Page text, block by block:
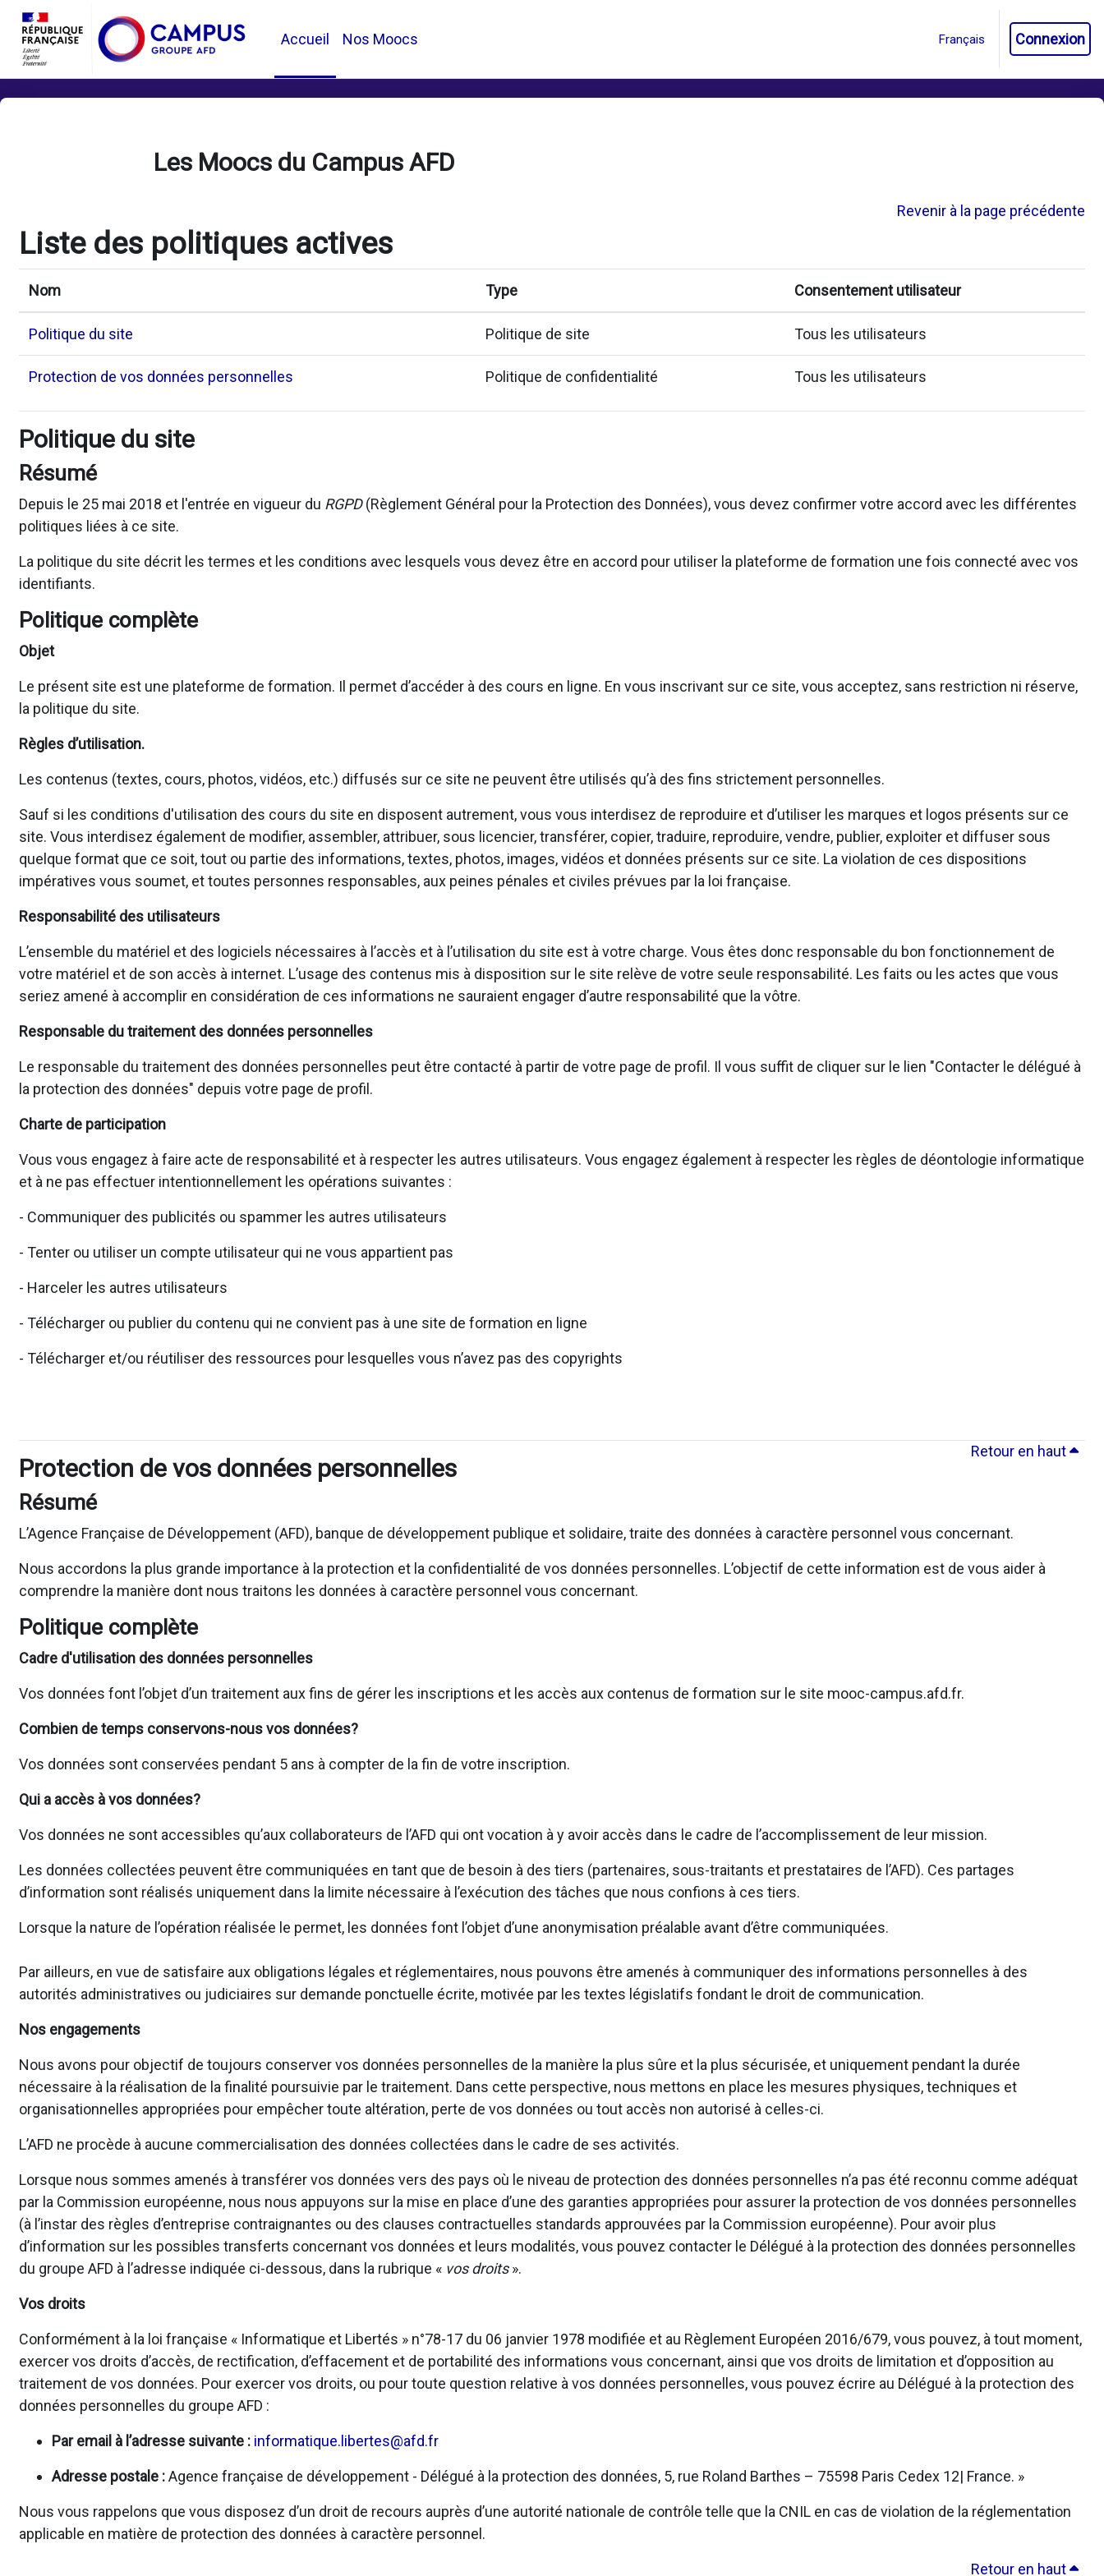
Passer au contenu principal
Accueil
Nos Moocs Connexion
Les Moocs du Campus AFD
Revenir à la page précédente
Liste des politiques actives
Nom Type Consentement utilisateur
Politique du site Politique de site Tous les utilisateurs
Protection de vos données personnelles Politique de confidentialité Tous les utilisateurs
Politique du site
Résumé
Depuis le 25 mai 2018 et l'entrée en vigueur du RGPD(Règlement Général pour la Protection des Données), vous devez confirmer votre accord avec les différentes
politiques liées à ce site.
La politique du site décrit les termes et les conditions avec lesquels vous devez être en accord pour utiliser la plateforme de formation une fois connecté avec vos
identifiants.
Politique complète
Objet
Le présent site est une plateforme de formation. Il permet d’accéder à des cours en ligne. En vous inscrivant sur ce site, vous acceptez, sans restriction ni réserve,
la politique du site.
Règles d’utilisation.
Les contenus (textes, cours, photos, vidéos, etc.) diffusés sur ce site ne peuvent être utilisés qu’à des fins strictement personnelles.
Sauf si les conditions d'utilisation des cours du site en disposent autrement, vous vous interdisez de reproduire et d’utiliser les marques et logos présents sur ce
site. Vous interdisez également de modifier, assembler, attribuer, sous licencier, transférer, copier, traduire, reproduire, vendre, publier, exploiter et diffuser sous
quelque format que ce soit, tout ou partie des informations, textes, photos, images, vidéos et données présents sur ce site. La violation de ces dispositions
impératives vous soumet, et toutes personnes responsables, aux peines pénales et civiles prévues par la loi française.
Responsabilité des utilisateurs
L’ensemble du matériel et des logiciels nécessaires à l’accès et à l’utilisation du site est à votre charge. Vous êtes donc responsable du bon fonctionnement de
votre matériel et de son accès à internet. L’usage des contenus mis à disposition sur le site relève de votre seule responsabilité. Les faits ou les actes que vous
seriez amené à accomplir en considération de ces informations ne sauraient engager d’autre responsabilité que la vôtre.
Responsable du traitement des données personnelles
Le responsable du traitement des données personnelles peut être contacté à partir de votre page de profil. Il vous suffit de cliquer sur le lien "Contacter le délégué à
la protection des données" depuis votre page de profil.
Charte de participation
Vous vous engagez à faire acte de responsabilité et à respecter les autres utilisateurs. Vous engagez également à respecter les règles de déontologie informatique
et à ne pas effectuer intentionnellement les opérations suivantes :
- Communiquer des publicités ou spammer les autres utilisateurs
- Tenter ou utiliser un compte utilisateur qui ne vous appartient pas
- Harceler les autres utilisateurs
- Télécharger ou publier du contenu qui ne convient pas à une site de formation en ligne
- Télécharger et/ou réutiliser des ressources pour lesquelles vous n’avez pas des copyrights
Retour en haut
Protection de vos données personnelles
Résumé
L’Agence Française de Développement (AFD), banque de développement publique et solidaire, traite des données à caractère personnel vous concernant.
Nous accordons la plus grande importance à la protection et la confidentialité de vos données personnelles. L’objectif de cette information est de vous aider à
comprendre la manière dont nous traitons les données à caractère personnel vous concernant.
Politique complète
Cadre d'utilisation des données personnelles
Vos données font l’objet d’un traitement aux fins de gérer les inscriptions et les accès aux contenus de formation sur le site mooc-campus.afd.fr.
Combien de temps conservons-nous vos données?
Vos données sont conservées pendant 5 ans à compter de la fin de votre inscription.
Qui a accès à vos données?
Vos données ne sont accessibles qu’aux collaborateurs de l’AFD qui ont vocation à y avoir accès dans le cadre de l’accomplissement de leur mission.
Les données collectées peuvent être communiquées en tant que de besoin à des tiers (partenaires, sous-traitants et prestataires de l’AFD). Ces partages
d’information sont réalisés uniquement dans la limite nécessaire à l’exécution des tâches que nous confions à ces tiers.
Lorsque la nature de l’opération réalisée le permet, les données font l’objet d’une anonymisation préalable avant d’être communiquées.
Par ailleurs, en vue de satisfaire aux obligations légales et réglementaires, nous pouvons être amenés à communiquer des informations personnelles à des
autorités administratives ou judiciaires sur demande ponctuelle écrite, motivée par les textes législatifs fondant le droit de communication.
Nos engagements
Nous avons pour objectif de toujours conserver vos données personnelles de la manière la plus sûre et la plus sécurisée, et uniquement pendant la durée
nécessaire à la réalisation de la finalité poursuivie par le traitement. Dans cette perspective, nous mettons en place les mesures physiques, techniques et
organisationnelles appropriées pour empêcher toute altération, perte de vos données ou tout accès non autorisé à celles-ci.
L’AFD ne procède à aucune commercialisation des données collectées dans le cadre de ses activités.
Lorsque nous sommes amenés à transférer vos données vers des pays où le niveau de protection des données personnelles n’a pas été reconnu comme adéquat
par la Commission européenne, nous nous appuyons sur la mise en place d’une des garanties appropriées pour assurer la protection de vos données personnelles
(à l’instar des règles d’entreprise contraignantes ou des clauses contractuelles standards approuvées par la Commission européenne). Pour avoir plus
d’information sur les possibles transferts concernant vos données et leurs modalités, vous pouvez contacter le Délégué à la protection des données personnelles
du groupe AFD à l’adresse indiquée ci-dessous, dans la rubrique « vos droits».
Vos droits
Conformément à la loi française « Informatique et Libertés » n°78-17 du 06 janvier 1978 modifiée et au Règlement Européen 2016/679, vous pouvez, à tout moment,
exercer vos droits d’accès, de rectification, d’effacement et de portabilité des informations vous concernant, ainsi que vos droits de limitation et d’opposition au
traitement de vos données. Pour exercer vos droits, ou pour toute question relative à vos données personnelles, vous pouvez écrire au Délégué à la protection des
données personnelles du groupe AFD :
Par email à l’adresse suivante : informatique.libertes@afd.fr
Adresse postale :Agence française de développement - Délégué à la protection des données, 5, rue Roland Barthes – 75598 Paris Cedex 12| France. »
Nous vous rappelons que vous disposez d’un droit de recours auprès d’une autorité nationale de contrôle telle que la CNIL en cas de violation de la réglementation
applicable en matière de protection des données à caractère personnel.
Retour en haut